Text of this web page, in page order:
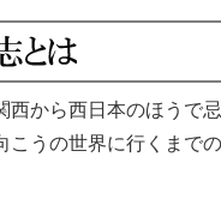
西から西日本のほうで
こうの世界に行くまで